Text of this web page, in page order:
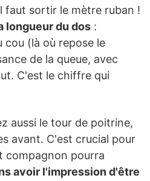
faut sortir le mètre ruban !
longueur du dos :
cou (là où repose le
de la queue, avec
C'est le chiffre qui
aussi le tour de poitrine,
avant. C'est crucial pour
compagnon pourra
avoir l'impression d'être